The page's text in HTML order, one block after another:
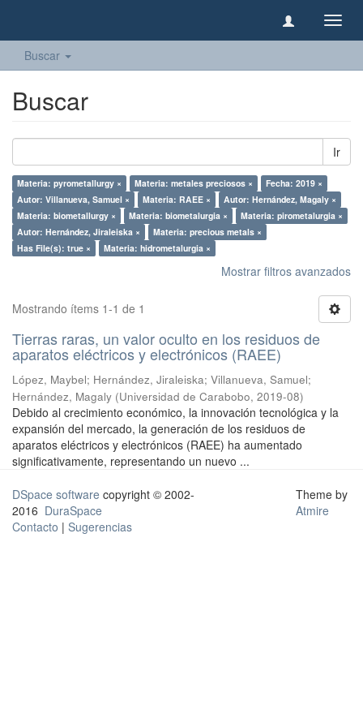
Buscar
Buscar
Ir
Materia: pyrometallurgy × Materia: metales preciosos ×
Fecha: 2019 ×
Autor: Villanueva, Samuel ×
Materia: RAEE ×
Autor: Hernández, Magaly ×
Materia: biometallurgy ×
Materia: biometalurgia ×
Materia: pirometalurgia ×
Autor: Hernández, Jiraleiska ×
Materia: precious metals ×
Has File(s): true ×
Materia: hidrometalurgia ×
Mostrar filtros avanzados
Mostrando ítems 1-1 de 1
Tierras raras, un valor oculto en los residuos de
aparatos eléctricos y electrónicos (RAEE)
López, Maybel; Hernández, Jiraleiska; Villanueva, Samuel;
Hernández, Magaly (Universidad de Carabobo, 2019-08)
Debido al crecimiento económico, la innovación tecnológica y la
expansión del mercado, la generación de los residuos de
aparatos eléctricos y electrónicos (RAEE) ha aumentado
significativamente, representando un nuevo ...
DSpace software copyright © 2002-
2016 DuraSpace
Contacto | Sugerencias
Theme by
Atmire